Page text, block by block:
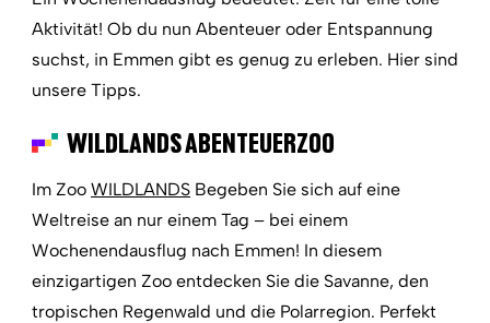
Aktivität! Ob du nun Abenteuer oder Entspannung
suchst, in Emmen gibt es genug zu erleben. Hier sind
unsere Tipps.
WILDLANDS ABENTEUERZOO
Im Zoo WILDLANDS Begeben Sie sich auf eine
Weltreise an nur einem Tag – bei einem
Wochenendausflug nach Emmen! In diesem
einzigartigen Zoo entdecken Sie die Savanne, den
tropischen Regenwald und die Polarregion. Perfekt